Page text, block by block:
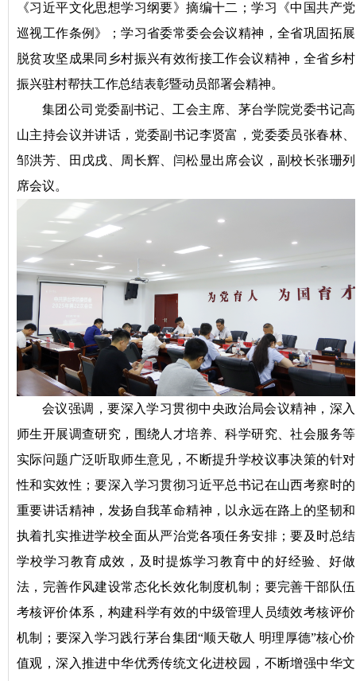
《习近平文化思想学习纲要》摘编十二；学习《中国共产党
巡视工作条例》；学习省委常委会会议精神，全省巩固拓展
脱贫攻坚成果同乡村振兴有效衔接工作会议精神，全省乡村
振兴驻村帮扶工作总结表彰暨动员部署会精神。
集团公司党委副书记、工会主席、茅台学院党委书记高
山主持会议并讲话，党委副书记李贤富，党委委员张春林、
邹洪芳、田戊戌、周长辉、闫松显出席会议，副校长张珊列
席会议。
会议强调，要深入学习贯彻中央政治局会议精神，深入
师生开展调查研究，围绕人才培养、科学研究、社会服务等
实际问题广泛听取师生意见，不断提升学校议事决策的针对
性和实效性；要深入学习贯彻习近平总书记在山西考察时的
重要讲话精神，发扬自我革命精神，以永远在路上的坚韧和
执着扎实推进学校全面从严治党各项任务安排；要及时总结
学校学习教育成效，及时提炼学习教育中的好经验、好做
法，完善作风建设常态化长效化制度机制；要完善干部队伍
考核评价体系，构建科学有效的中级管理人员绩效考核评价
机制；要深入学习践行茅台集团“顺天敬人 明理厚德”核心价
值观，深入推进中华优秀传统文化进校园，不断增强中华文